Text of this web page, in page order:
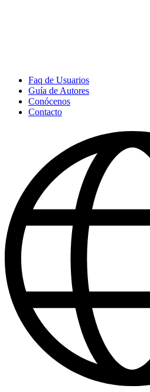
Faq de Usuarios
Guía de Autores
Conócenos
Contacto